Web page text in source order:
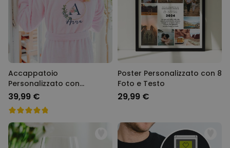
Accappatoio
Personalizzato con
Monogramma Floreale e
Testo
39,99 €
Poster Personalizzato con 8
Foto e Testo
29,99 €